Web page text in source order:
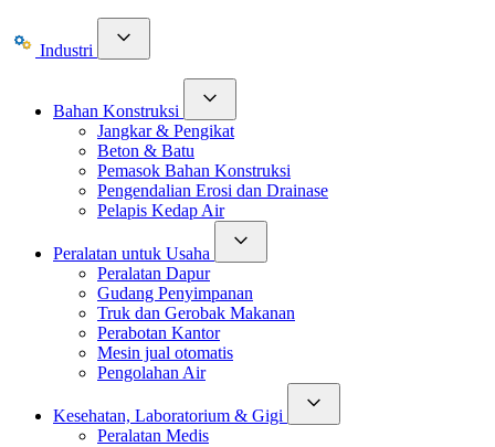
Industri
Bahan Konstruksi
Jangkar & Pengikat
Beton & Batu
Pemasok Bahan Konstruksi
Pengendalian Erosi dan Drainase
Pelapis Kedap Air
Peralatan untuk Usaha
Peralatan Dapur
Gudang Penyimpanan
Truk dan Gerobak Makanan
Perabotan Kantor
Mesin jual otomatis
Pengolahan Air
Kesehatan, Laboratorium & Gigi
Peralatan Medis